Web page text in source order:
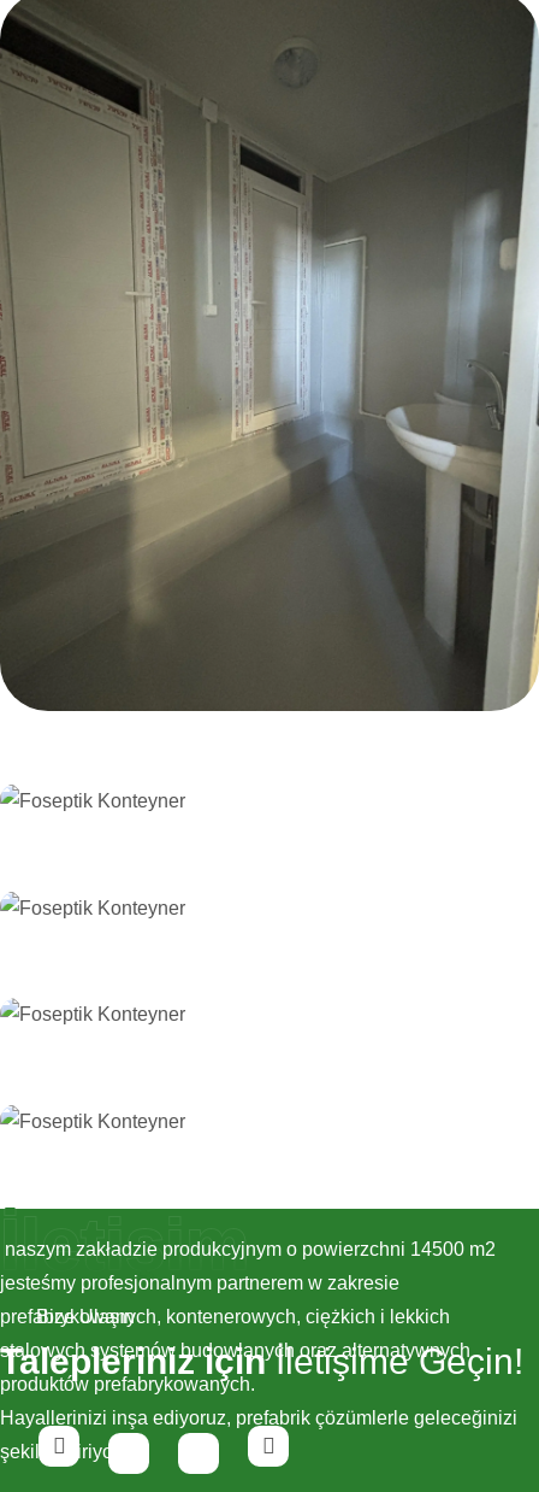
naszym zakładzie produkcyjnym o powierzchni 14500 m2
jesteśmy profesjonalnym partnerem w zakresie
prefabrykowanych, kontenerowych, ciężkich i lekkich
stalowych systemów budowlanych oraz alternatywnych
produktów prefabrykowanych.
İletişim
Bize Ulaşın
Talepleriniz içinİletişime Geçin!
Hayallerinizi inşa ediyoruz, prefabrik çözümlerle geleceğinizi
şekillendiriyoruz!